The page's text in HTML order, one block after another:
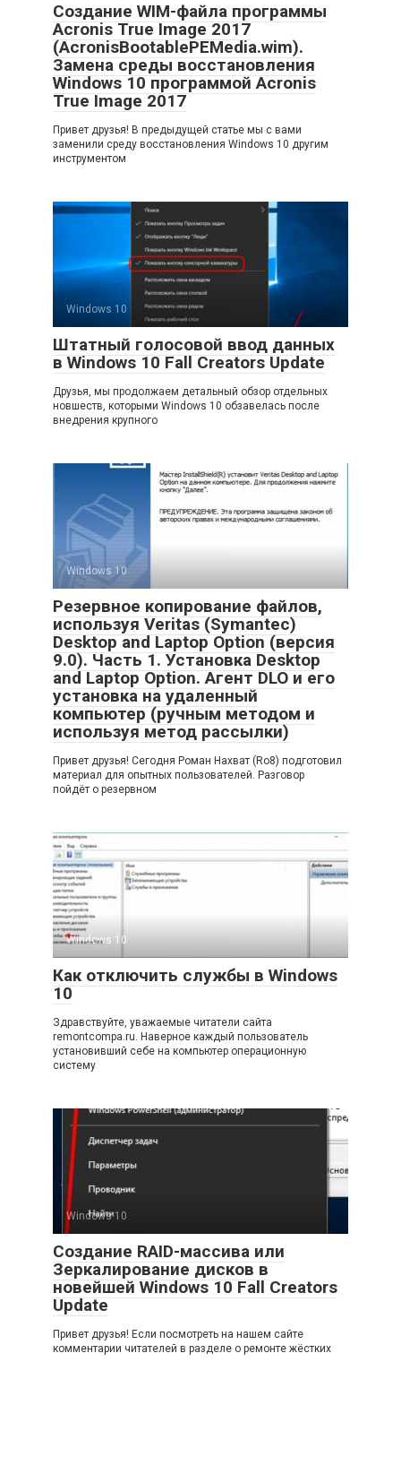
Создание WIM-файла программы
Acronis True Image 2017
(AcronisBootablePEMedia.wim).
Замена среды восстановления
Windows 10 программой Acronis
True Image 2017
Привет друзья! В предыдущей статье мы с вами
заменили среду восстановления Windows 10 другим
инструментом
Windows 10
Штатный голосовой ввод данных
в Windows 10 Fall Creators Update
Друзья, мы продолжаем детальный обзор отдельных
новшеств, которыми Windows 10 обзавелась после
внедрения крупного
Windows 10
Резервное копирование файлов,
используя Veritas (Symantec)
Desktop and Laptop Option (версия
9.0). Часть 1. Установка Desktop
and Laptop Option. Агент DLO и его
установка на удаленный
компьютер (ручным методом и
используя метод рассылки)
Привет друзья! Сегодня Роман Нахват (Ro8) подготовил
материал для опытных пользователей. Разговор
пойдёт о резервном
Windows 10
Как отключить службы в Windows
10
Здравствуйте, уважаемые читатели сайта
remontcompa.ru. Наверное каждый пользователь
установивший себе на компьютер операционную
систему
Windows 10
Создание RAID-массива или
Зеркалирование дисков в
новейшей Windows 10 Fall Creators
Update
Привет друзья! Если посмотреть на нашем сайте
комментарии читателей в разделе о ремонте жёстких